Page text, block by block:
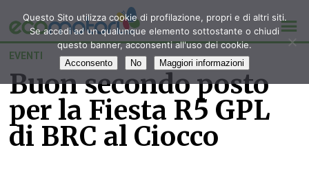
EVENTI
Buon secondo posto
per la Fiesta R5 GPL
di BRC al Ciocco
Questo Sito utilizza cookie di profilazione, propri e di altri siti.
Se accedi ad un qualunque elemento sottostante o chiudi
questo banner, acconsenti all'uso dei cookie.
Acconsento No Maggiori informazioni